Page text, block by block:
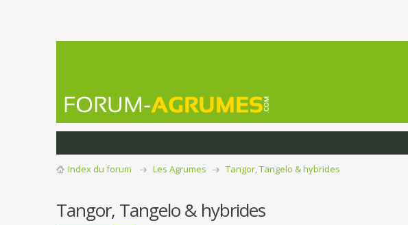
Index du forum Les Agrumes Tangor, Tangelo & hybrides
Tangor, Tangelo & hybrides